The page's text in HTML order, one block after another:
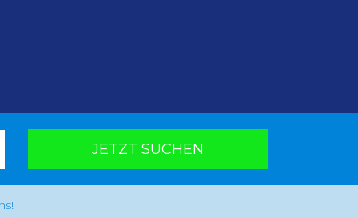
JETZT SUCHEN